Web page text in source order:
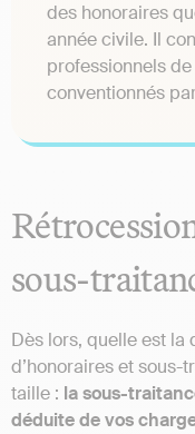
des honoraires
année civile. Il
professionnels
conventionnés
sous-
Dès lors, quelle est
d’honoraires et
taille : la sous-
déduite de vos